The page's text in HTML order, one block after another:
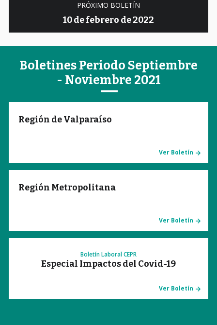
PRÓXIMO BOLETÍN
10 de febrero de 2022
Boletines Periodo Septiembre
- Noviembre 2021
Región de Valparaíso
Ver Boletín
Región Metropolitana
Ver Boletín
Boletín Laboral CEPR
Especial Impactos del Covid-19
Ver Boletín